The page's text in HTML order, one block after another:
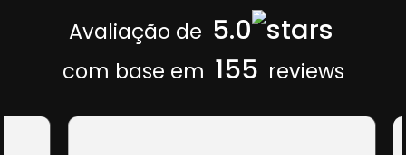
Avaliação de 5.0
com base em 155 reviews